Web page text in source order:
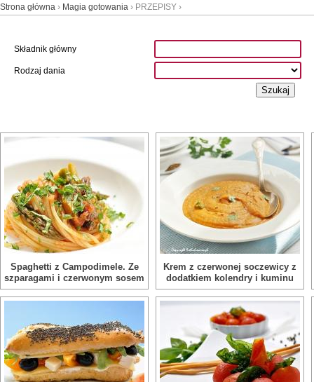
Strona główna › Magia gotowania › PRZEPISY ›
Składnik główny
Rodzaj dania
Spaghetti z Campodimele. Ze
szparagami i czerwonym sosem
Krem z czerwonej soczewicy z
dodatkiem kolendry i kuminu